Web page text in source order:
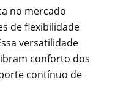
no mercado
de flexibilidade
versatilidade
conforto dos
contínuo de